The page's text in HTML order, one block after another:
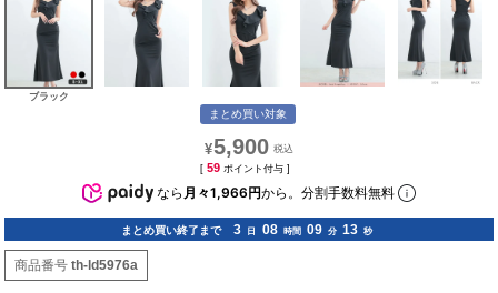
ブラック
まとめ買い対象
¥5,900
[ 59 ポイント付与 ]
なら 月々1,966円から。分割手数料無料
まとめ買い終了まで 3 日 08 時間 09 分 12 秒
商品番号 th-ld5976a